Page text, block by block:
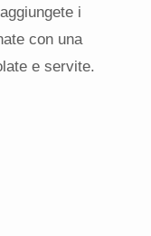
i
con una
e servite.